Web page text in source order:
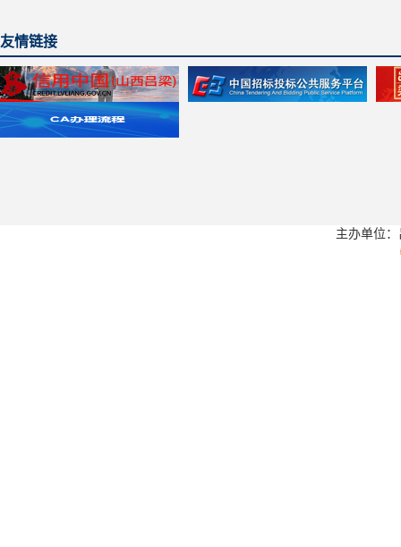
友情链接
主办单位